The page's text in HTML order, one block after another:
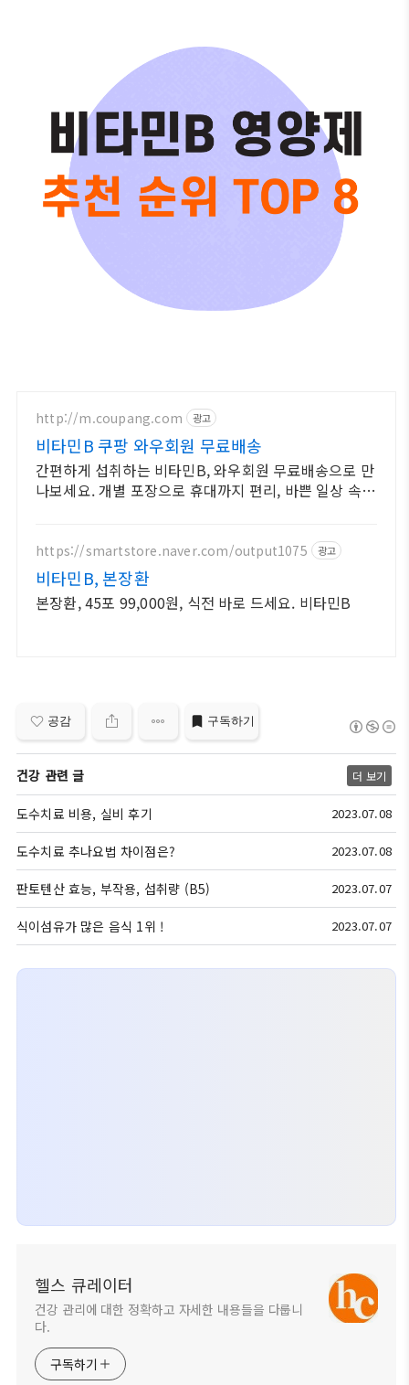
http://m.coupang.com 광고
비타민B 쿠팡 와우회원 무료배송
간편하게 섭취하는 비타민B, 와우회원 무료배송으로 만
나보세요. 개별 포장으로 휴대까지 편리, 바쁜 일상 속
https://smartstore.naver.com/output1075 광고
비타민B, 본장환
본장환, 45포 99,000원, 식전 바로 드세요. 비타민B
공감 구독하기
건강 관련 글 더 보기
도수치료 비용, 실비 후기 2023.07.08
도수치료 추나요법 차이점은? 2023.07.08
판토텐산 효능, 부작용, 섭취량 (B5) 2023.07.07
식이섬유가 많은 음식 1위 ! 2023.07.07
헬스 큐레이터
건강 관리에 대한 정확하고 자세한 내용들을 다룹니
다.
구독하기